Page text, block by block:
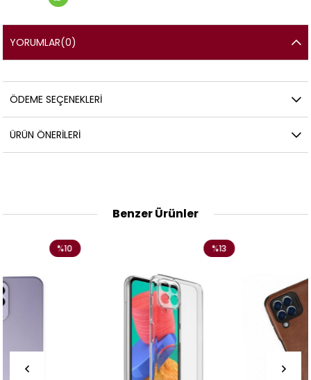
YORUMLAR(0)
ÖDEME SEÇENEKLERI
ÜRÜN ÖNERILERI
Benzer Ürünler